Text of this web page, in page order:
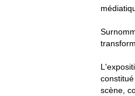
scène,